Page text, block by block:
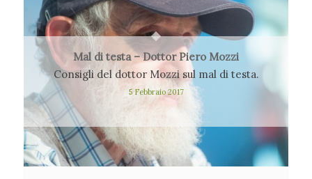
http://www.rtl.it/ospiti/il-dottor-piero-mozzi-
ospite-a-password-venerdi-6-novembre-
2015/#!prettyPhoto
12 Febbraio 2017
Mal di testa – Dottor Piero Mozzi
Consigli del dottor Mozzi sul mal di testa.
5 Febbraio 2017